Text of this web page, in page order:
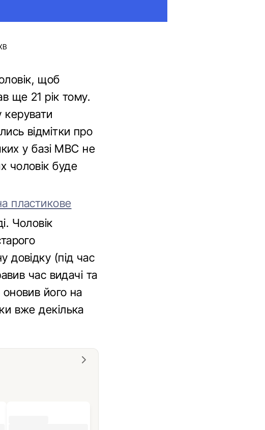
щоб
ще 21 рік тому.
керувати
відмітки про
у базі МВС не
чоловік буде
пластикове
Чоловік
довідку (під час
час видачі та
оновив його на
вже декілька